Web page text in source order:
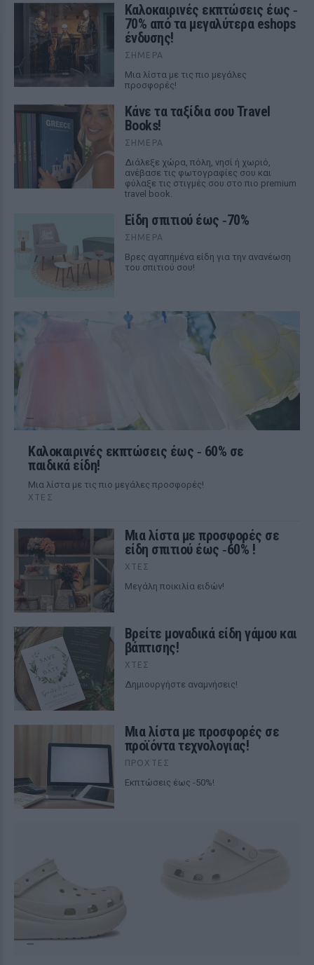
Καλοκαιρινές εκπτώσεις έως ‑
70% από τα μεγαλύτερα eshops
ένδυσης!
ΣΉΜΕΡΑ
Μια λίστα με τις πιο μεγάλες
προσφορές!
Κάνε τα ταξίδια σου Travel
Books!
ΣΉΜΕΡΑ
Διάλεξε χώρα, πόλη, νησί ή χωριό,
ανέβασε τις φωτογραφίες σου και
φύλαξε τις στιγμές σου στο πιο premium
travel book.
Είδη σπιτιού έως ‑70%
ΣΉΜΕΡΑ
Βρες αγαπημένα είδη για την ανανέωση
του σπιτιού σου!
Καλοκαιρινές εκπτώσεις έως ‑ 60% σε
παιδικά είδη!
Μια λίστα με τις πιο μεγάλες προσφορές!
ΧΤΕΣ
Μια λίστα με προσφορές σε
είδη σπιτιού έως ‑60% !
ΧΤΕΣ
Μεγάλη ποικιλία ειδών!
Βρείτε μοναδικά είδη γάμου και
βάπτισης!
ΧΤΕΣ
Δημιουργήστε αναμνήσεις!
Μια λίστα με προσφορές σε
προϊόντα τεχνολογίας!
ΠΡΟΧΤΈΣ
Εκπτώσεις έως -50%!